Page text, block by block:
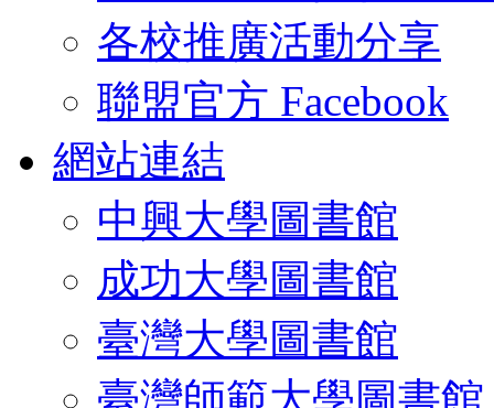
各校推廣活動分享
聯盟官方 Facebook
網站連結
中興大學圖書館
成功大學圖書館
臺灣大學圖書館